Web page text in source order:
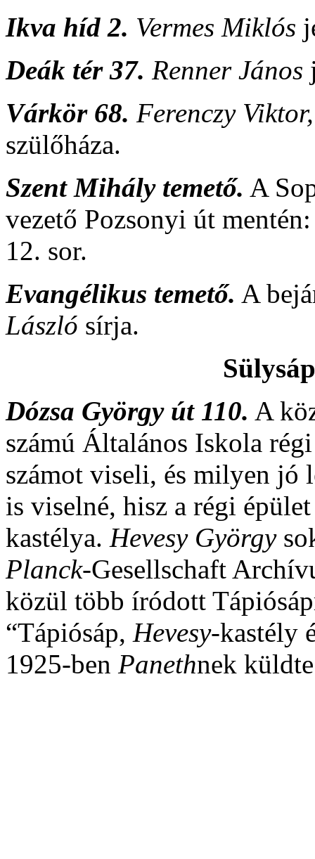
Ikva híd 2. Vermes Miklós
Deák tér 37. Renner János
Várkör 68. Ferenczy
szülőháza.
Szent Mihály temető. A
vezető Pozsonyi út
12. sor.
Evangélikus temető. A
László sírja.
Dózsa György út 110. A
számú Általános Iskola
számot viseli, és milyen jó
is viselné, hisz a régi
kastélya. Hevesy György
Planck-Gesellschaft
közül több íródott
“Tápiósáp, Hevesy-kastély
1925-ben Panethnek